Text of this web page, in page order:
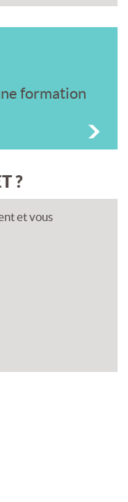
formation
?
et vous